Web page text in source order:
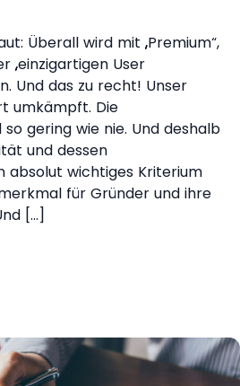
Überall wird mit „Premium“,
„einzigartigen User
Und das zu recht! Unser
umkämpft. Die
gering wie nie. Und deshalb
und dessen
absolut wichtiges Kriterium
für Gründer und ihre
[…]